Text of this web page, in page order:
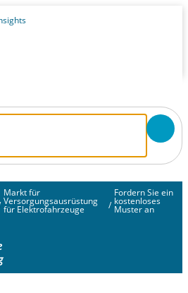
Markt für
Versorgungsausrüstung
für Elektrofahrzeuge /
Fordern Sie ein
kostenloses
Muster an